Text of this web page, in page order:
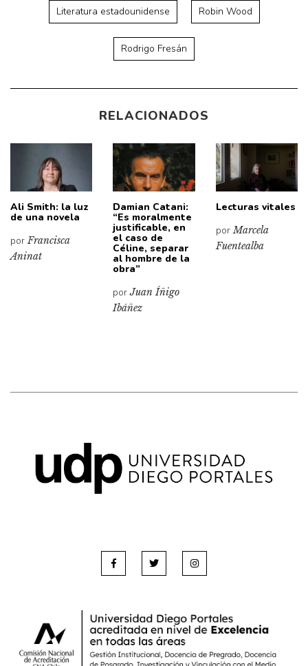
Literatura estadounidense Robin Wood
Rodrigo Fresán
RELACIONADOS
Ali Smith: la luz
de una novela
porFrancisca
Aninat
Damian Catani:
“Es moralmente
justificable, en
el caso de
Céline, separar
al hombre de la
obra”
porJuan Íñigo
Ibáñez
Lecturas vitales
porMarcela
Fuentealba